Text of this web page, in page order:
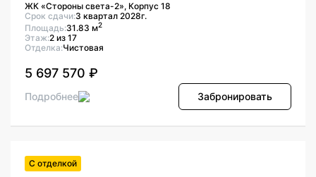
ЖК «Стороны света-2», Корпус 18
Срок сдачи:3 квартал 2028г.
Площадь:31.83 м2
Этаж:2 из 17
Отделка:Чистовая
5 697 570 ₽
Подробнее Забронировать
С отделкой